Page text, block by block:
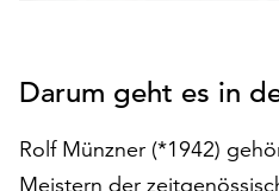
werden.
Klicken
Darum geht es in
Rolf Münzner (*1942)
Meistern der